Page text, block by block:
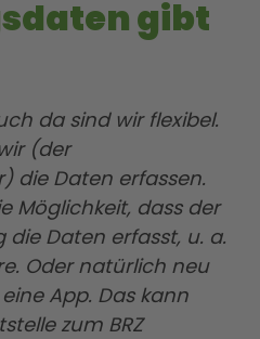
gibt
da sind wir flexibel.
(der
die Daten erfassen.
Möglichkeit, dass der
Daten erfasst, u. a.
Oder natürlich neu
App. Das kann
zum BRZ